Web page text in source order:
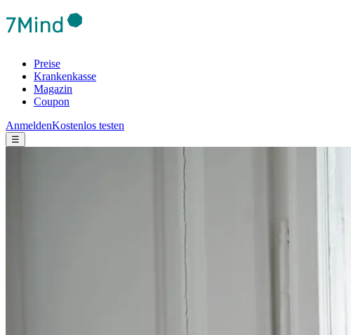
Preise
Krankenkasse
Magazin
Coupon
AnmeldenKostenlos testen
☰